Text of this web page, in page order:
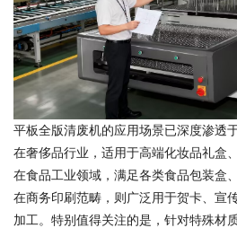
平板全版清废机的应用场景已深度渗透
在奢侈品行业，适用于高端化妆品礼盒
在食品工业领域，满足各类食品包装盒
在商务印刷范畴，则广泛用于贺卡、宣
加工。特别值得关注的是，针对特殊材